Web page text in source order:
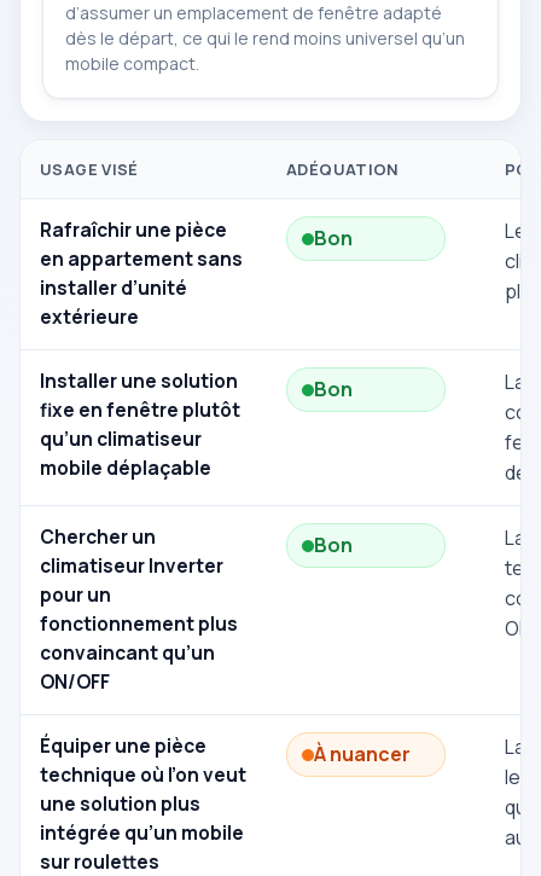
d’assumer un emplacement de fenêtre adapté
dès le départ, ce qui le rend moins universel qu’un
mobile compact.
USAGE VISÉ ADÉQUATION
Rafraîchir une pièce
en appartement sans
installer d’unité
extérieure
Bon
Le
Installer une solution
fixe en fenêtre plutôt
qu’un climatiseur
mobile déplaçable
Bon
La
Chercher un
climatiseur Inverter
pour un
fonctionnement plus
convaincant qu’un
ON/OFF
Bon
La
ON/
Équiper une pièce
technique où l’on veut
une solution plus
intégrée qu’un mobile
sur roulettes
À nuancer
La
les
au